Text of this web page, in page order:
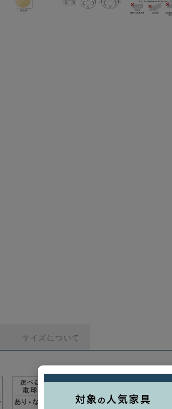
サイズについて